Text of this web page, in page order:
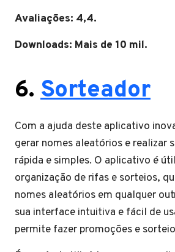
Avaliações: 4,4.
Downloads: Mais de 10 mil.
6. Sorteador
Com a ajuda deste aplicativo
gerar nomes aleatórios e realizar
rápida e simples. O aplicativo é
organização de rifas e sorteios,
nomes aleatórios em qualquer
sua interface intuitiva e fácil de
permite fazer promoções e